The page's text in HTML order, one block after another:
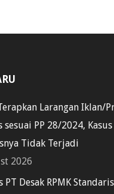
Larangan Iklan/
sesuai PP 28/2024,
Tidak Terjadi
2026
PT Desak RPMK